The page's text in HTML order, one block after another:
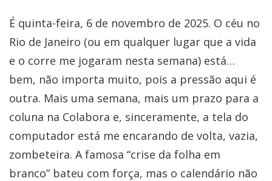
É quinta-feira, 6 de novembro de 2025. O céu no
Rio de Janeiro (ou em qualquer lugar que a vida
e o corre me jogaram nesta semana) está…
bem, não importa muito, pois a pressão aqui é
outra. Mais uma semana, mais um prazo para a
coluna na Colabora e, sinceramente, a tela do
computador está me encarando de volta, vazia,
zombeteira. A famosa “crise da folha em
branco” bateu com força, mas o calendário não